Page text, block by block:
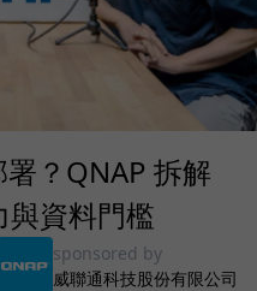
？QNAP 拆解
與資料門檻
sponsored by
威聯通科技股份有限公司